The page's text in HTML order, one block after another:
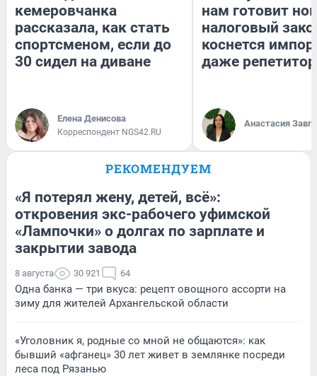
кемеровчанка
рассказала, как стать
спортсменом, если до
30 сидел на диване
Елена Денисова
Корреспондент NGS42.RU
нам готовит
налоговый
коснется
даже
Анастасия
РЕКОМЕНДУЕМ
«Я потерял жену, детей, всё»:
откровения экс-рабочего уфимской
«Лампочки» о долгах по зарплате и
закрытии завода
8 августа 30 921 64
Одна банка — три вкуса: рецепт овощного ассорти на
зиму для жителей Архангельской области
«Уголовник я, родные со мной не общаются»: как
бывший «афганец» 30 лет живет в землянке посреди
леса под Рязанью